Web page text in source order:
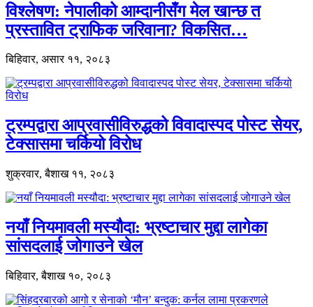
विश्लेषण: नेपालीको आम्दानीसँग मेल खान्छ त
प्रस्तावित ट्राफिक जरिवाना? विकसित…
बिहिवार, असार ११, २०८३
ट्रम्पद्वारा आप्रवासीविरुद्धको विवादास्पद पोस्ट सेयर,
टेक्सासमा चर्कियो विरोध
शुक्रवार, बैशाख ११, २०८३
नयाँ नियमावली मस्यौदा: भ्रष्टाचार मुद्दा लागेका
सांसदलाई जोगाउने खेल
बिहिवार, बैशाख १०, २०८३